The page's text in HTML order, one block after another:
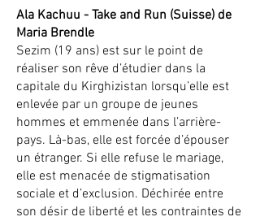
Ala Kachuu - Take and Run (Suisse) de
Maria Brendle
Sezim (19 ans) est sur le point de
réaliser son rêve d’étudier dans la
capitale du Kirghizistan lorsqu’elle est
enlevée par un groupe de jeunes
hommes et emmenée dans l’arrière-
pays. Là-bas, elle est forcée d’épouser
un étranger. Si elle refuse le mariage,
elle est menacée de stigmatisation
sociale et d’exclusion. Déchirée entre
son désir de liberté et les contraintes de